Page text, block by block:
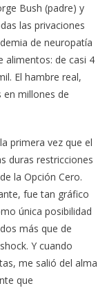
Bush (padre) y
las privaciones
de neuropatía
alimentos: de casi 4
El hambre real,
en millones de
primera vez que el
duras restricciones
la Opción Cero.
fue tan gráfico
única posibilidad
más que de
Y cuando
me salió del alma
que